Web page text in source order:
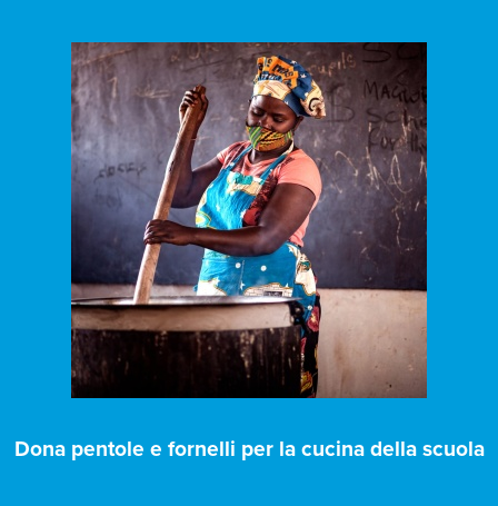
Dona pentole e fornelli per la cucina della scuola